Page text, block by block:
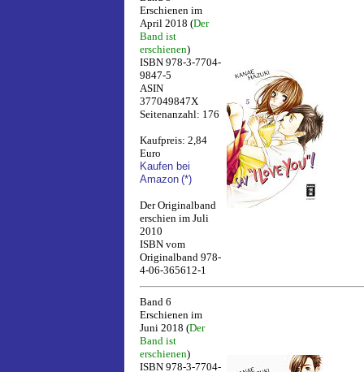
Erschienen im
April 2018 (Der
Band ist
erschienen)
ISBN 978-3-7704-
9847-5
ASIN
377049847X
Seitenanzahl: 176
Kaufpreis: 2,84
Euro
Kaufen bei
Amazon (*)
Der Originalband
erschien im Juli
2010
ISBN vom
Originalband 978-
4-06-365612-1
Band 6
Erschienen im
Juni 2018 (Der
Band ist
erschienen)
ISBN 978-3-7704-